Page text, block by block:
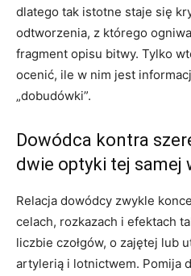
dlatego tak istotne staje się
odtworzenia, z którego
fragment opisu bitwy. Tylko
ocenić, ile w nim jest
„dobudówki”.
Dowódca kontra
dwie optyki tej samej
Relacja dowódcy zwykle
celach, rozkazach i efektach
liczbie czołgów, o zajętej lub
artylerią i lotnictwem. Pomija